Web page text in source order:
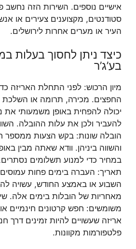
אישיים נוספים. השירות הזה נחשב
סטודנטים, מקצוענים צעירים או
העיר או מערים אחרות לירושלים.
כיצד ניתן לחסוך בעלות
בע’ג’ר
מיון הרכוש: לפני התחלת האריזה
החפצים. מכירה, תרומה או השלכת
יכולה להפחית באופן משמעותי
להעביר ולכן את עלות ההובלה.
הובלה שונות: בקש הצעות ממספר
והשווה ביניהן. וודא שאתה מבין
במחיר כדי למנוע תשלומים
תאריך: העברה בימים פחות
השבוע או באמצע החודש, עשויה
מאחריות של הובלות בימים אלה.
משומשים: חפש קרטונים חינמיים
אריזה שעשויים להיות זמינים דרך
פלטפורמות מקוונות.